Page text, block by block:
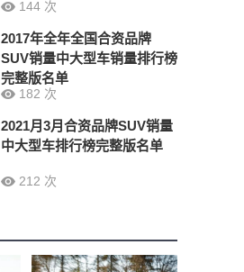
144 次
2017年全年全国合资品牌
SUV销量中大型车销量排行榜
完整版名单
182 次
2021月3月合资品牌SUV销量
中大型车排行榜完整版名单
212 次